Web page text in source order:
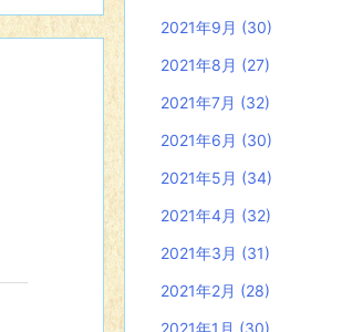
2021年9月 (30)
2021年8月 (27)
2021年7月 (32)
2021年6月 (30)
2021年5月 (34)
2021年4月 (32)
2021年3月 (31)
2021年2月 (28)
2021年1月 (30)